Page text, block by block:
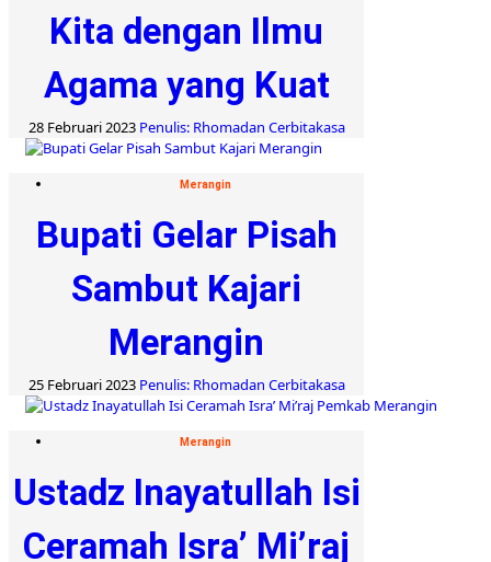
Kita dengan Ilmu
Agama yang Kuat
28 Februari 2023 Penulis: Rhomadan Cerbitakasa
Merangin
Bupati Gelar Pisah
Sambut Kajari
Merangin
25 Februari 2023 Penulis: Rhomadan Cerbitakasa
Merangin
Ustadz Inayatullah Isi
Ceramah Isra’ Mi’raj